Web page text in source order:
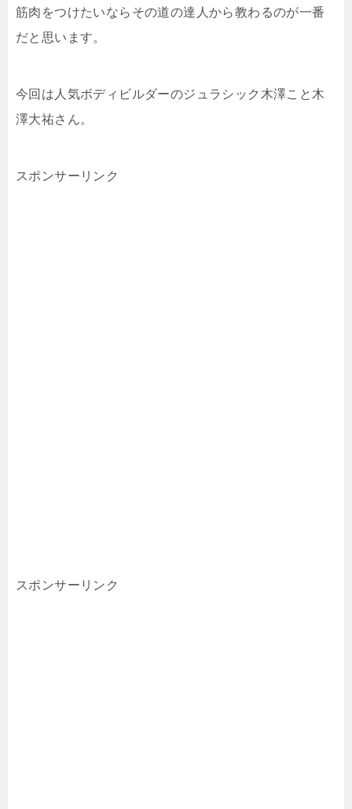
筋肉をつけたいならその道の達人から教わるのが一番
だと思います。
今回は人気ボディビルダーのジュラシック木澤こと木
澤大祐さん。
スポンサーリンク
スポンサーリンク